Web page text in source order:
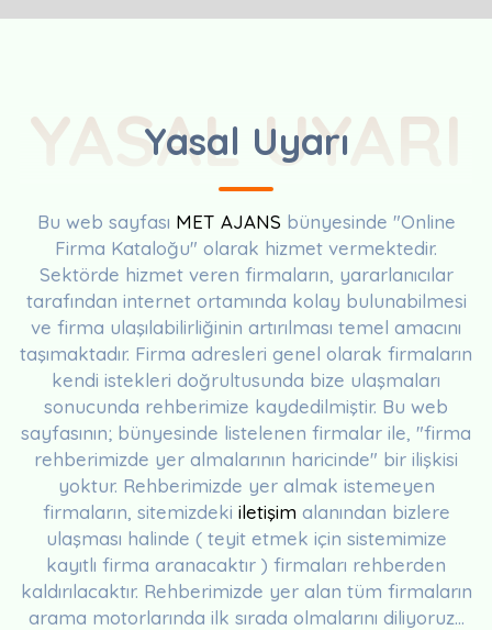
Yasal Uyarı
YASAL UYARI
Bu web sayfası MET AJANS bünyesinde "Online
Firma Kataloğu" olarak hizmet vermektedir.
Sektörde hizmet veren firmaların, yararlanıcılar
tarafından internet ortamında kolay bulunabilmesi
ve firma ulaşılabilirliğinin artırılması temel amacını
taşımaktadır. Firma adresleri genel olarak firmaların
kendi istekleri doğrultusunda bize ulaşmaları
sonucunda rehberimize kaydedilmiştir. Bu web
sayfasının; bünyesinde listelenen firmalar ile, "firma
rehberimizde yer almalarının haricinde" bir ilişkisi
yoktur. Rehberimizde yer almak istemeyen
firmaların, sitemizdeki iletişim alanından bizlere
ulaşması halinde ( teyit etmek için sistemimize
kayıtlı firma aranacaktır ) firmaları rehberden
kaldırılacaktır. Rehberimizde yer alan tüm firmaların
arama motorlarında ilk sırada olmalarını diliyoruz...